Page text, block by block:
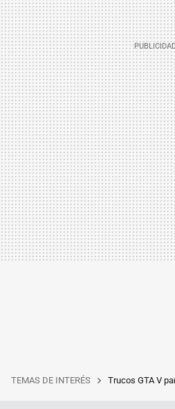
TEMAS DE INTERÉS Trucos GTA V